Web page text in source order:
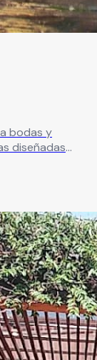
bodas y
diseñadas
beneficio.
personas,
área de
de limpieza